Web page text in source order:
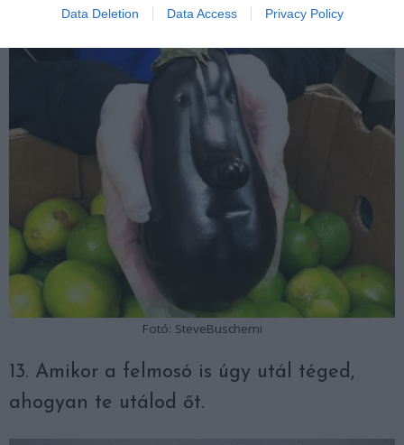
Data Deletion Data Access Privacy Policy
Fotó: SteveBuschemi
13. Amikor a felmosó is úgy utál téged,
ahogyan te utálod őt.